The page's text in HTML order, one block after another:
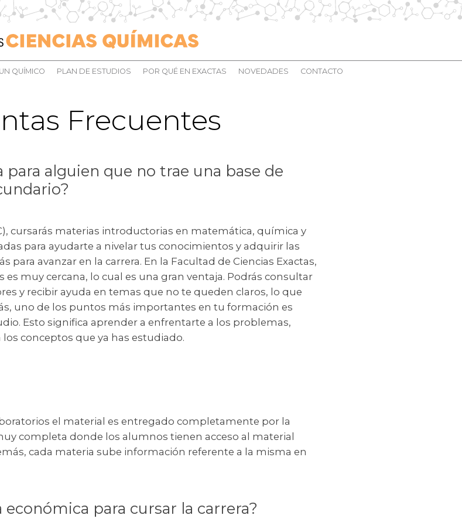
QUÍMICO PLAN DE ESTUDIOS POR QUÉ EN EXACTAS NOVEDADES CONTACTO
Frecuentes
para alguien que no trae una base de
cursarás materias introductorias en matemática, química y
para ayudarte a nivelar tus conocimientos y adquirir las
para avanzar en la carrera. En la Facultad de Ciencias Exactas,
muy cercana, lo cual es una gran ventaja. Podrás consultar
y recibir ayuda en temas que no te queden claros, lo que
uno de los puntos más importantes en tu formación es
Esto significa aprender a enfrentarte a los problemas,
conceptos que ya has estudiado.
el material es entregado completamente por la
completa donde los alumnos tienen acceso al material
cada materia sube información referente a la misma en
económica para cursar la carrera?